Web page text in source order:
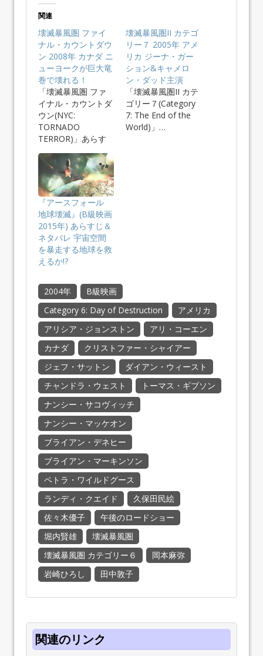
関連
壊滅暴風圏 ファイ
ナル・カウントダウ
ン 2008年 カナダ ニ
ューヨークが巨大竜
巻で壊れる！
「壊滅暴風圏 ファ
イナル・カウントダ
ウン(NYC:
TORNADO
TERROR)」あらす
じ＆ネタバ…
壊滅暴風圏II カテゴ
リー７ 2005年 アメ
リカ ジーナ・ガー
ション&キャメロ
ン・ダッド主演
「壊滅暴風圏II カテ
ゴリー７(Category
7: The End of the
World)」…
『アースフォール
地球壊滅』(B級映画
2015年) あらすじ＆
ネタバレ 宇宙空間
を暴走する地球を救
えるか!?
2004年
B級映画
Category 6: Day of Destruction
アメリカ
アリシア・ジョンストン
アリ・コーエン
カナダ
クリストファー・シャイアー
ジェフ・サットン
ダイアン・ウィースト
チャンドラ・ウェスト
トーマス・ギブソン
ナンシー・サコヴィッチ
ナンシー・マッケオン
ブライアン・デネヒー
ブライアン・マーキンソン
ペトラ・ワイルドグース
ランディ・クエイド
久保田民絵
佐々木優子
午後のロードショー
堀内賢雄
壊滅暴風圏
壊滅暴風圏 カテゴリー６
岡本麻弥
岩崎ひろし
田中敦子
関連のリンク